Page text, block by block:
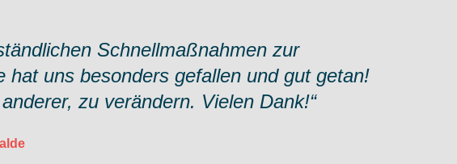
Schnellmaßnahmen zur
uns besonders gefallen und gut getan!
zu verändern. Vielen Dank!“